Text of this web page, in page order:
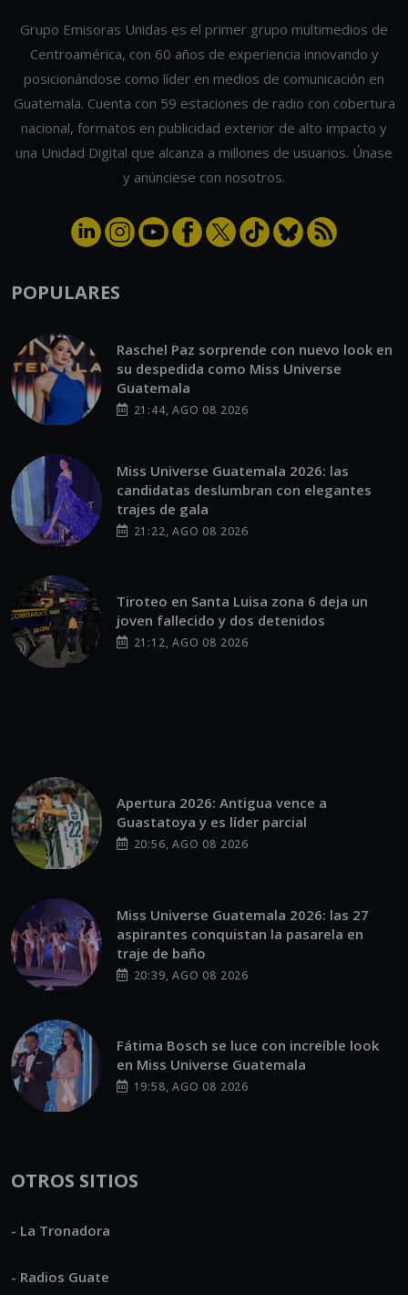
Grupo Emisoras Unidas es el primer grupo multimedios de
Centroamérica, con 60 años de experiencia innovando y
posicionándose como líder en medios de comunicación en
Guatemala. Cuenta con 59 estaciones de radio con cobertura
nacional, formatos en publicidad exterior de alto impacto y
una Unidad Digital que alcanza a millones de usuarios. Únase
y anúnciese con nosotros.
POPULARES
Raschel Paz sorprende con nuevo look en
su despedida como Miss Universe
Guatemala
21:44, AGO 08 2026
Miss Universe Guatemala 2026: las
candidatas deslumbran con elegantes
trajes de gala
21:22, AGO 08 2026
Tiroteo en Santa Luisa zona 6 deja un
joven fallecido y dos detenidos
21:12, AGO 08 2026
Apertura 2026: Antigua vence a
Guastatoya y es líder parcial
20:56, AGO 08 2026
Miss Universe Guatemala 2026: las 27
aspirantes conquistan la pasarela en
traje de baño
20:39, AGO 08 2026
Fátima Bosch se luce con increíble look
en Miss Universe Guatemala
19:58, AGO 08 2026
OTROS SITIOS
- La Tronadora
- Radios Guate